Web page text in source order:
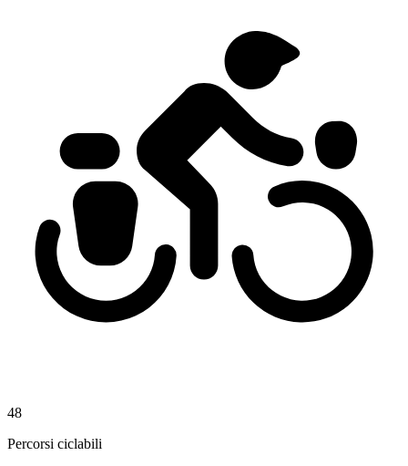
48
Percorsi ciclabili